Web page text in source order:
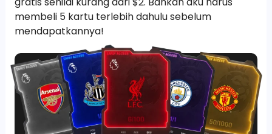
membeli 5 kartu terlebih dahulu sebelum
mendapatkannya!